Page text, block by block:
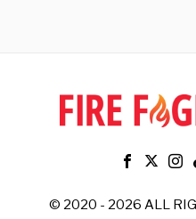
© 2020 - 2026 ALL